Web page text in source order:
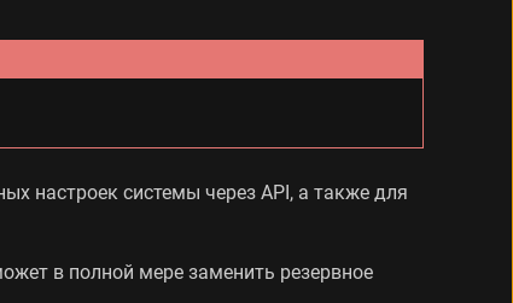
настроек системы через API, а также для
в полной мере заменить резервное